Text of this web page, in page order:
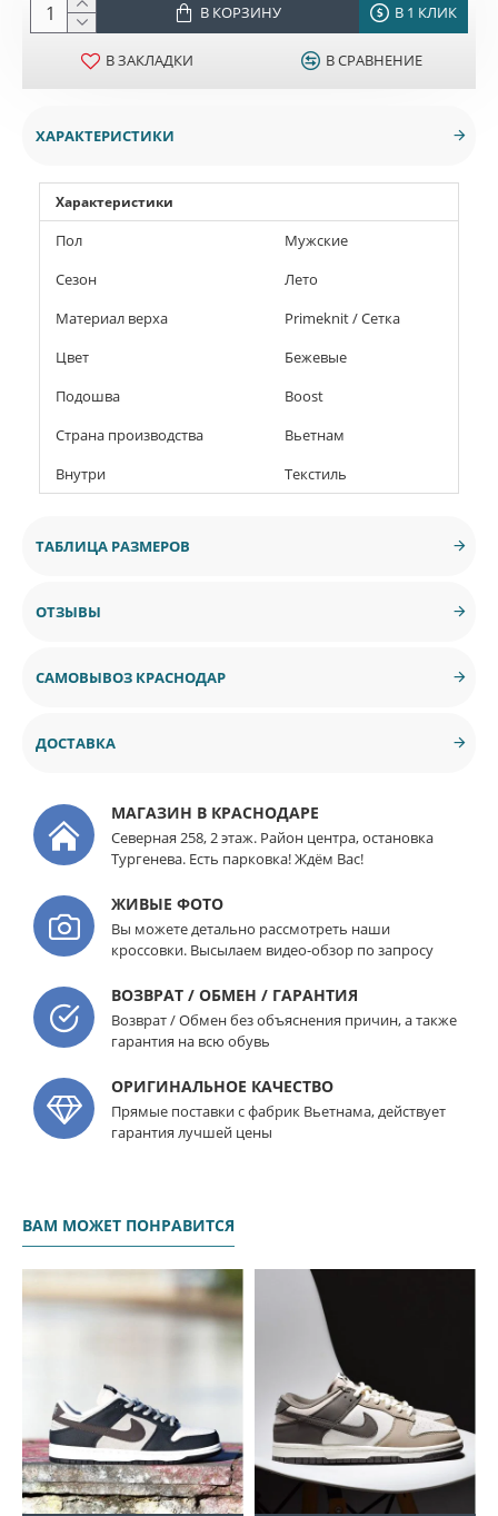
В КОРЗИНУ В 1 КЛИК
В ЗАКЛАДКИ В СРАВНЕНИЕ
ХАРАКТЕРИСТИКИ
Характеристики
Пол
Мужские
Сезон
Лето
Материал верха
Primeknit / Сетка
Цвет
Бежевые
Подошва
Boost
Страна производства
Вьетнам
Внутри
Текстиль
ТАБЛИЦА РАЗМЕРОВ
ОТЗЫВЫ
САМОВЫВОЗ КРАСНОДАР
ДОСТАВКА
МАГАЗИН В КРАСНОДАРЕ
Северная 258, 2 этаж. Район центра, остановка
Тургенева. Есть парковка! Ждём Вас!
ЖИВЫЕ ФОТО
Вы можете детально рассмотреть наши
кроссовки. Высылаем видео-обзор по запросу
ВОЗВРАТ / ОБМЕН / ГАРАНТИЯ
Возврат / Обмен без объяснения причин, а также
гарантия на всю обувь
ОРИГИНАЛЬНОЕ КАЧЕСТВО
Прямые поставки с фабрик Вьетнама, действует
гарантия лучшей цены
ВАМ МОЖЕТ ПОНРАВИТСЯ